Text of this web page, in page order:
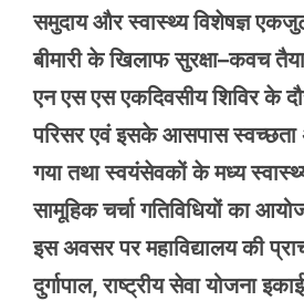
समुदाय और स्वास्थ्य विशेषज्ञ
बीमारी के खिलाफ सुरक्षा–कवच
एन एस एस एकदिवसीय शिविर के
परिसर एवं इसके आसपास स्वच्छता
गया तथा स्वयंसेवकों के मध्य
सामूहिक चर्चा गतिविधियों का
इस अवसर पर महाविद्यालय की
दुर्गापाल, राष्ट्रीय सेवा योजना